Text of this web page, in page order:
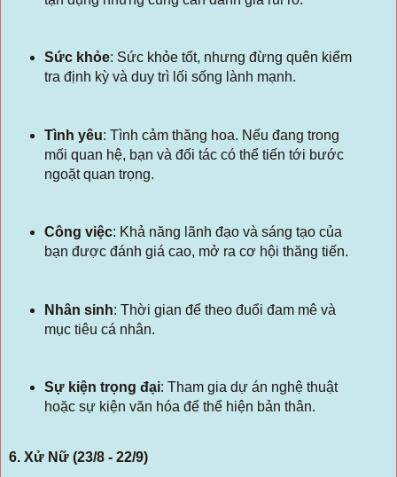
Sức khỏe: Sức khỏe tốt, nhưng đừng quên kiểm
tra định kỳ và duy trì lối sống lành mạnh.
Tình yêu: Tình cảm thăng hoa. Nếu đang trong
mối quan hệ, bạn và đối tác có thể tiến tới bước
ngoặt quan trọng.
Công việc: Khả năng lãnh đạo và sáng tạo của
bạn được đánh giá cao, mở ra cơ hội thăng tiến.
Nhân sinh: Thời gian để theo đuổi đam mê và
mục tiêu cá nhân.
Sự kiện trọng đại: Tham gia dự án nghệ thuật
hoặc sự kiện văn hóa để thể hiện bản thân.
6. Xử Nữ (23/8 - 22/9)